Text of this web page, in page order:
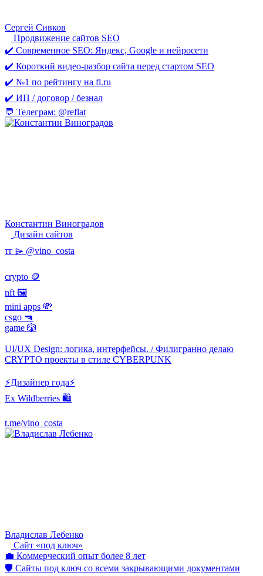
Сергей Сивков
Продвижение сайтов SEO
✔️ Современное SEO: Яндекс, Google и нейросети
✔️ Короткий видео-разбор сайта перед стартом SEO
✔️ №1 по рейтингу на fl.ru
✔️ ИП / договор / безнал
💬 Телеграм: @reflat
Константин Виноградов
Дизайн сайтов
тг ⌲ @vino_costa
crypto 🪙
nft 🖼
mini apps 💸
csgo 🔫
game 🎲
UI/UX Design: логика, интерфейсы. / Филигранно делаю
CRYPTO проекты в стиле CYBERPUNK
⚡️Дизайнер года⚡
Ex Wildberries 🛍
t.me/vino_costa
Владислав Лебенко
Сайт «под ключ»
💼 Коммерческий опыт более 8 лет
🛡️ Сайты под ключ со всеми закрывающими документами